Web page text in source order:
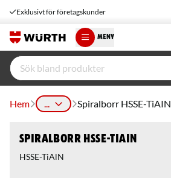
Exklusivt för företagskunder
MENY
Hem ... Spiralborr HSSE-TiAIN
Spiralborr HSSE-TiAIN
HSSE-TiAlN